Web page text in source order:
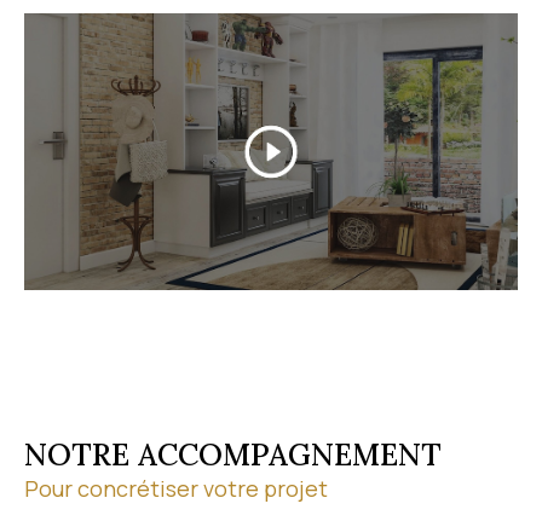
sécurisons chaque étape de votre transaction. Pour
discuter de votre projet, contactez-nous au
04 67 1
Découvrez nos biens en vente
Parcourez notre sélection de biens à vendreà Vic-
la-Gardiole et dans ses environs. À chaque étape de
votre achat, nous vous conseillons sur le marché
Quel est votre projet immobilier ?
NOTRE ACCOMPAGNEMENT
Pour concrétiser votre projet